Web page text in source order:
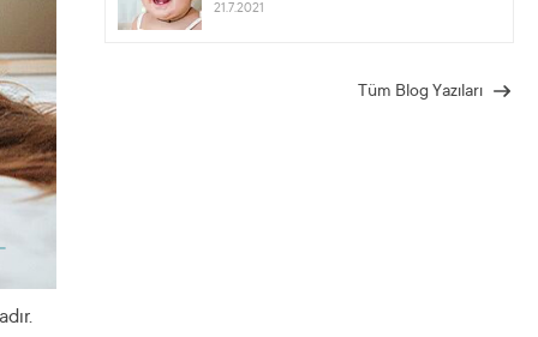
21.7.2021
Tüm Blog Yazıları